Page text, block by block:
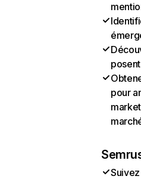
pour